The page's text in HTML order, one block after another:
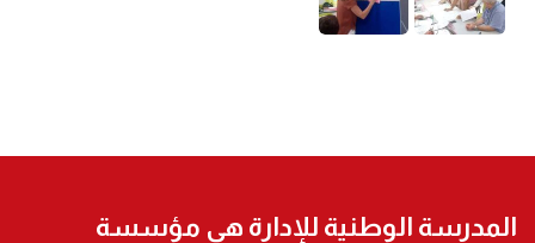
المدرسة الوطنية للإدارة هي مؤسسة